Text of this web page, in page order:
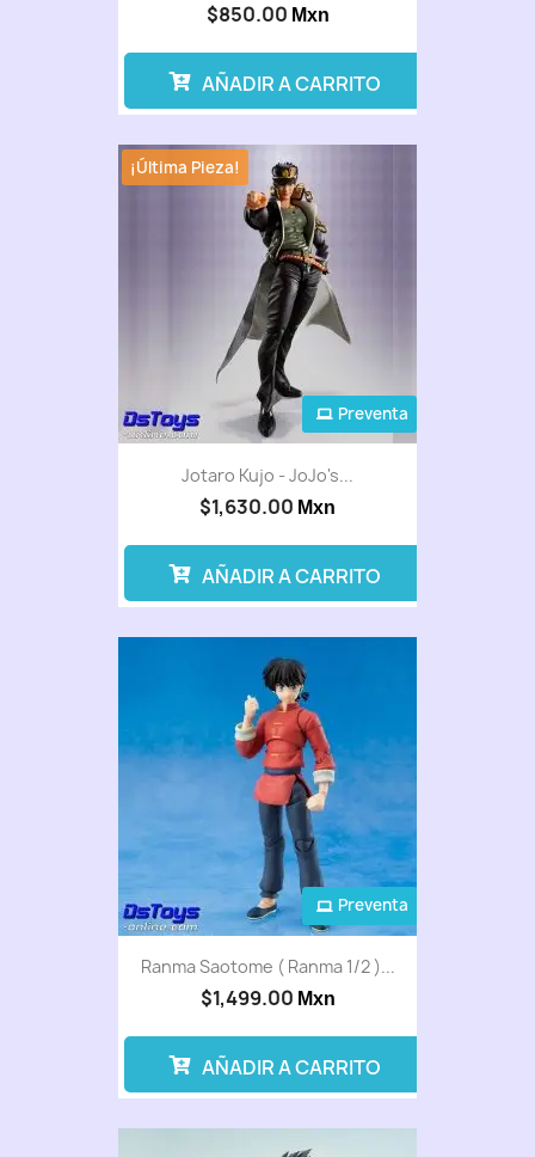
$850.00 Mxn
AÑADIR A CARRITO
Jotaro Kujo - JoJo's...
$1,630.00 Mxn
Preventa
¡Última Pieza!
AÑADIR A CARRITO
Ranma Saotome ( Ranma 1/2 )...
$1,499.00 Mxn
Preventa
AÑADIR A CARRITO